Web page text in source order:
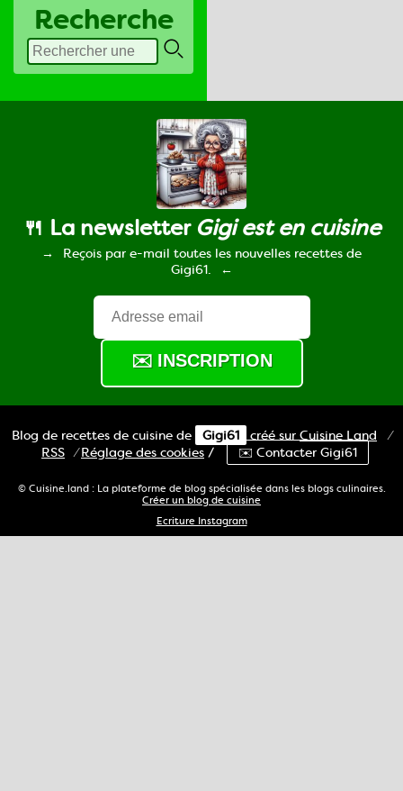
Recherche
🍴 La newsletter Gigi est en cuisine
Reçois par e-mail toutes les nouvelles recettes de
Gigi61.
Blog de recettes de cuisine de Gigi61 créé sur Cuisine Land
⁄
RSS ⁄Réglage des cookies / ✉️ Contacter Gigi61
© Cuisine.land : La plateforme de blog spécialisée dans les blogs culinaires.
Créer un blog de cuisine
Ecriture Instagram